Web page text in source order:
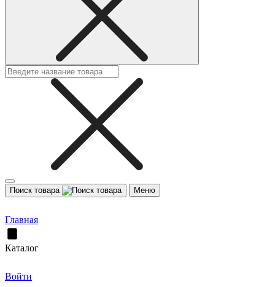
Поиск товара Меню
Главная
Каталог
Войти